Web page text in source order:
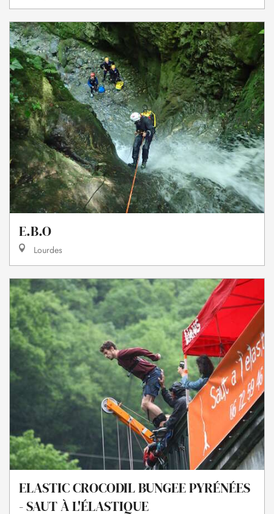
E.B.O
Lourdes
ELASTIC CROCODIL BUNGEE PYRÉNÉES
- SAUT À L'ÉLASTIQUE